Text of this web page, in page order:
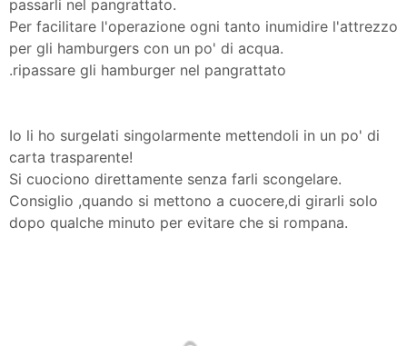
passarli nel pangrattato.
Per facilitare l'operazione ogni tanto inumidire l'attrezzo
per gli hamburgers con un po' di acqua.
.ripassare gli hamburger nel pangrattato
Io li ho surgelati singolarmente mettendoli in un po' di
carta trasparente!
Si cuociono direttamente senza farli scongelare.
Consiglio ,quando si mettono a cuocere,di girarli solo
dopo qualche minuto per evitare che si rompana.